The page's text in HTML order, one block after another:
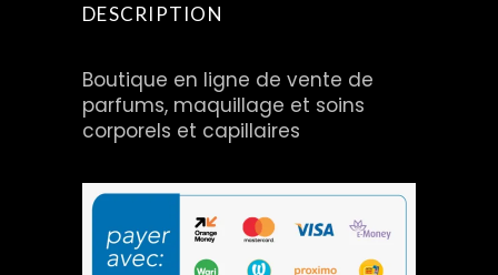
DESCRIPTION
Boutique en ligne de vente de
parfums, maquillage et soins
corporels et capillaires